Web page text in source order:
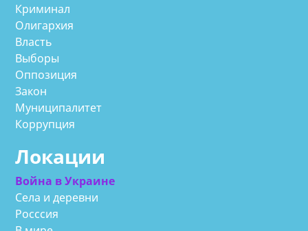
Криминал
Олигархия
Власть
Выборы
Оппозиция
Закон
Муниципалитет
Коррупция
Локации
Война в Украине
Села и деревни
Росссия